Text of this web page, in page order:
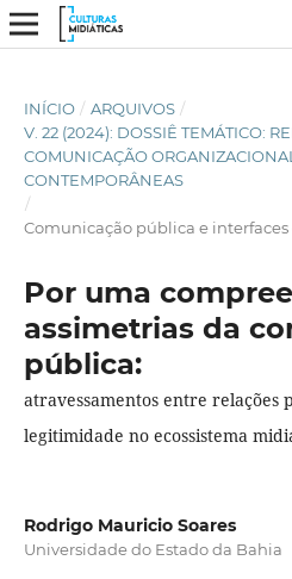
INÍCIO / ARQUIVOS /
V. 22 (2024): DOSSIÊ TEMÁTICO:
COMUNICAÇÃO
CONTEMPORÂNEAS
/
Comunicação pública e
Por uma
assimetrias da
pública:
atravessamentos entre relações
legitimidade no ecossistema
Rodrigo Mauricio Soares
Universidade do Estado da Bahia